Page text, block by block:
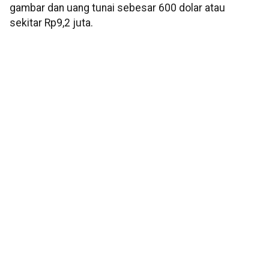
gambar dan uang tunai sebesar 600 dolar atau
sekitar Rp9,2 juta.